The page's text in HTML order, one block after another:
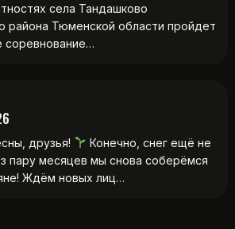
села Тандашково
района Тюменской области пройдет
соревнование…
друзья!
Конечно, снег ещё не
пару месяцев мы снова соберёмся
Ждём новых лиц…